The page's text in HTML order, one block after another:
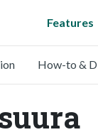
Features
How-to &